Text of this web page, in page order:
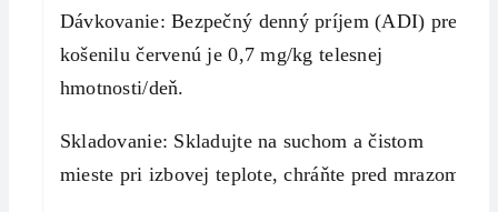
Dávkovanie: Bezpečný denný príjem (ADI) pre
košenilu červenú je 0,7 mg/kg telesnej
hmotnosti/deň.
Skladovanie: Skladujte na suchom a čistom
mieste pri izbovej teplote, chráňte pred mrazom.